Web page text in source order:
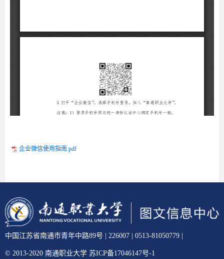
企业微信使用指南.pdf
中国江苏省南通市青年中路89号 | 226007 | 0513-81050779 |
© 2013-2020 南通职业大学 苏ICP备17046147号-1